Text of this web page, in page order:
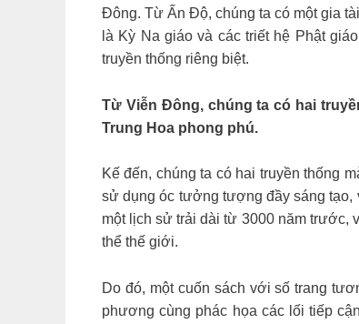
Đông. Từ Ấn Độ, chúng ta có một gia
là Kỳ Na giáo và các triết hệ Phật
truyền thống riêng biệt.
Từ Viễn Đông, chúng ta có hai
Trung Hoa phong phú.
Kế đến, chúng ta có hai truyền thống
sử dụng óc tưởng tượng đầy sáng tạo,
một lịch sử trải dài từ 3000 năm trước,
thể thế giới.
Do đó, một cuốn sách với số trang
phương cùng phác họa các lối tiếp